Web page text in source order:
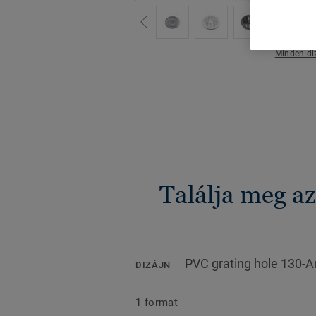
Minden
Találja meg
DIZÁJN PVC grating hole 130-
1 format